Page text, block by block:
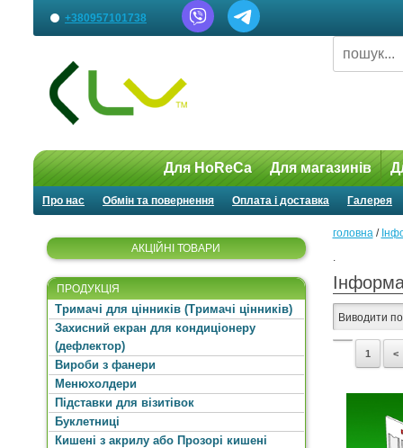
+380957101738
Для HoReCa Для магазинів
Про нас Обмін та повернення Оплата і доставка Галерея
АКЦІЙНІ ТОВАРИ
ПРОДУКЦІЯ
Тримачі для цінників (Тримачі цінників)
Захисний екран для кондиціонеру
(дефлектор)
Вироби з фанери
Менюхолдери
Підставки для візитівок
Буклетниці
Кишені з акрилу або Прозорі кишені
головна/
.
Виводити
1 <